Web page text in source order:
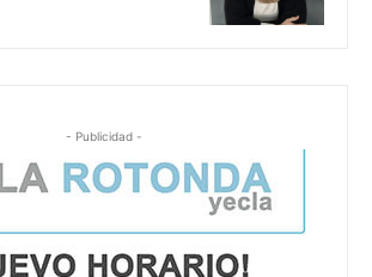
- Publicidad -